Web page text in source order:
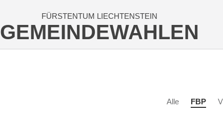
FÜRSTENTUM LIECHTENSTEIN
GEMEINDEWAHLEN
Alle FBP